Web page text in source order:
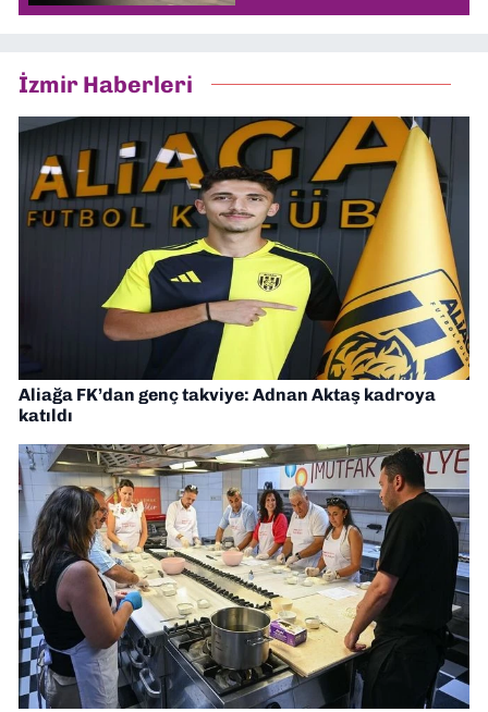
İzmir Haberleri
Aliağa FK’dan genç takviye: Adnan Aktaş kadroya
katıldı